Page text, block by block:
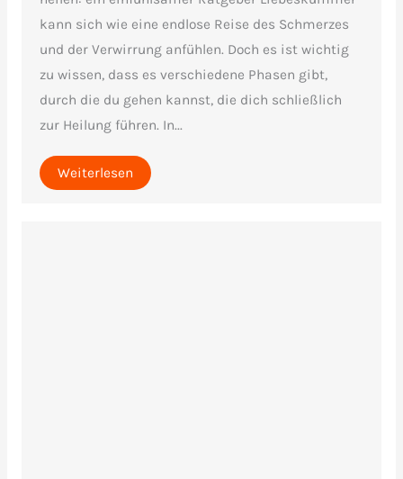
kann sich wie eine endlose Reise des Schmerzes
und der Verwirrung anfühlen. Doch es ist wichtig
zu wissen, dass es verschiedene Phasen gibt,
durch die du gehen kannst, die dich schließlich
zur Heilung führen. In...
Weiterlesen